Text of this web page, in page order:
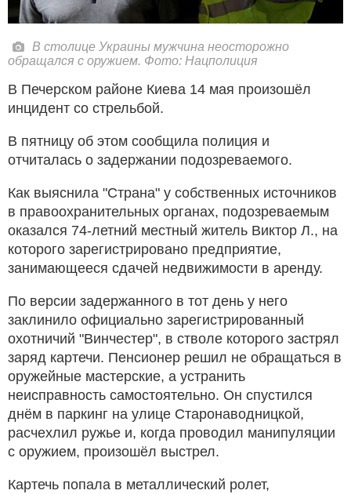
В столице Украины мужчина неосторожно
обращался с оружием. Фото: Нацполиция
В Печерском районе Киева 14 мая произошёл
инцидент со стрельбой.
В пятницу об этом сообщила полиция и
отчиталась о задержании подозреваемого.
Как выяснила "Страна" у собственных источников
в правоохранительных органах, подозреваемым
оказался 74-летний местный житель Виктор Л., на
которого зарегистрировано предприятие,
занимающееся сдачей недвижимости в аренду.
По версии задержанного в тот день у него
заклинило официально зарегистрированный
охотничий "Винчестер", в стволе которого застрял
заряд картечи. Пенсионер решил не обращаться в
оружейные мастерские, а устранить
неисправность самостоятельно. Он спустился
днём в паркинг на улице Старонаводницкой,
расчехлил ружье и, когда проводил манипуляции
с оружием, произошёл выстрел.
Картечь попала в металлический ролет,